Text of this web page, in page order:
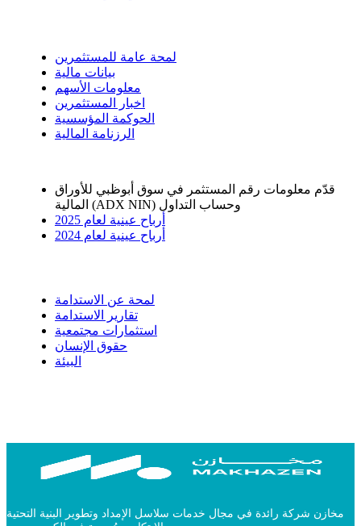
لمحة عامة للمستثمرين
بيانات مالية
معلومات الأسهم
اخبار المستثمرين
الحوكمة المؤسسية
الرزنامة المالية
قدّم معلومات رقم المستثمر في سوق أبوظبي للأوراق
المالية (ADX NIN) وحساب التداول
أرباح عينية لعام 2025
أرباح عينية لعام 2024
لمحة عن الاستدامة
تقارير الاستدامة
استثمارات مجتمعية
حقوق الإنسان
البيئة
مخازن شركة رائدة في مجال خدمات سلاسل الإمداد وتطوير البنية التحتية